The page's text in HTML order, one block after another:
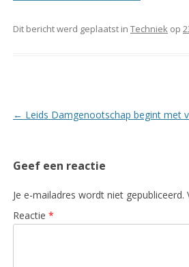
Dit bericht werd geplaatst in Techniek op
Berichtnavigatie
← Leids Damgenootschap begint met
Geef een reactie
Je e-mailadres wordt niet gepubliceerd.
Reactie *